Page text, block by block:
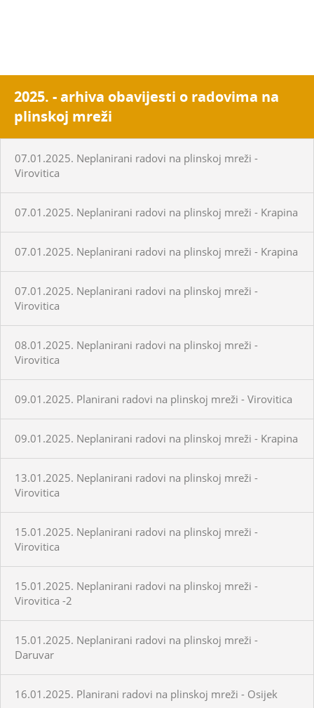
2025. - arhiva obavijesti o radovima na
plinskoj mreži
07.01.2025. Neplanirani radovi na plinskoj mreži -
Virovitica
07.01.2025. Neplanirani radovi na plinskoj mreži - Krapina
07.01.2025. Neplanirani radovi na plinskoj mreži - Krapina
07.01.2025. Neplanirani radovi na plinskoj mreži -
Virovitica
08.01.2025. Neplanirani radovi na plinskoj mreži -
Virovitica
09.01.2025. Planirani radovi na plinskoj mreži - Virovitica
09.01.2025. Neplanirani radovi na plinskoj mreži - Krapina
13.01.2025. Neplanirani radovi na plinskoj mreži -
Virovitica
15.01.2025. Neplanirani radovi na plinskoj mreži -
Virovitica
15.01.2025. Neplanirani radovi na plinskoj mreži -
Virovitica -2
15.01.2025. Neplanirani radovi na plinskoj mreži -
Daruvar
16.01.2025. Planirani radovi na plinskoj mreži - Osijek